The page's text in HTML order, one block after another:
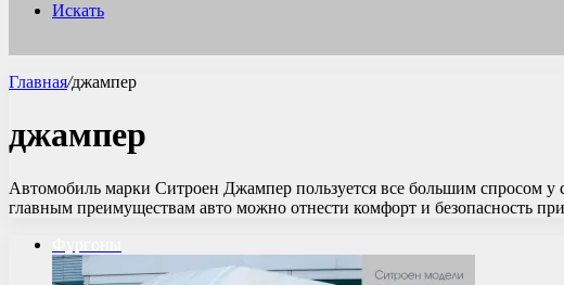
Искать
Главная/джампер
джампер
Автомобиль марки Ситроен Джампер пользуется все большим спросом
главным преимуществам авто можно отнести комфорт и безопасность